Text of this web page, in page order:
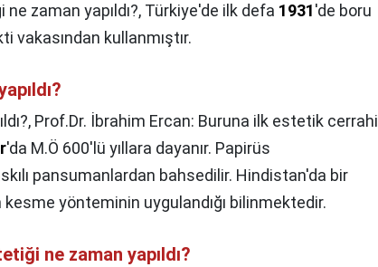
zaman yapıldı?, Türkiye'de ilk defa 1931'de boru
vakasından kullanmıştır.
Prof.Dr. İbrahim Ercan: Buruna ilk estetik cerrahi
'da M.Ö 600'lü yıllara dayanır. Papirüs
pansumanlardan bahsedilir. Hindistan'da bir
yönteminin uygulandığı bilinmektedir.
ne zaman yapıldı?